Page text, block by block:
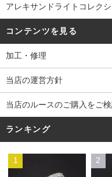
アレキサンドライトコレク
コンテンツを見る
加工・修理
当店の運営方針
当店のルースのご購入をご
ランキング
1 2